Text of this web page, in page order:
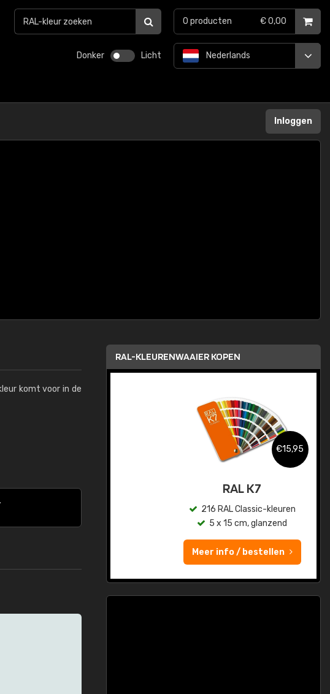
Donker Licht Nederlands
0 producten € 0,00
Inloggen
komt voor in de
RAL-KLEURENWAAIER KOPEN
waterbasis
€15,95
RAL K7
216 RAL Classic-kleuren
5 x 15 cm, glanzend
Meer info / bestellen